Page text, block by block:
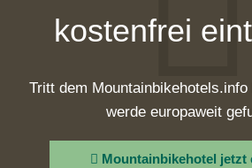
kostenfrei
Tritt dem
werde europaweit
Mountainbikehotel jetzt